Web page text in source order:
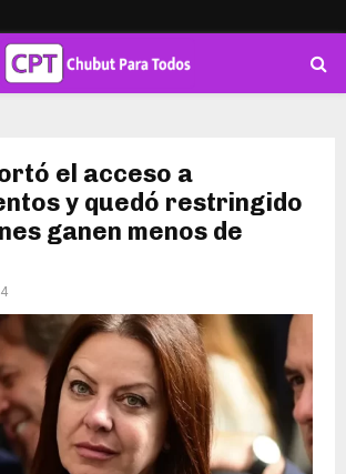
el acceso a
y quedó restringido
ganen menos de